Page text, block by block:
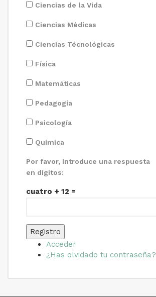
Ciencias de la Vida
Ciencias Médicas
Ciencias Técnológicas
Física
Matemáticas
Pedagogía
Psicología
Química
Por favor, introduce una respuesta
en dígitos:
cuatro + 12 =
Registro
Acceder
¿Has olvidado tu contraseña?